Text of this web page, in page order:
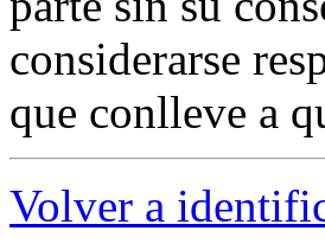
considerarse
que conlleve a
Volver a